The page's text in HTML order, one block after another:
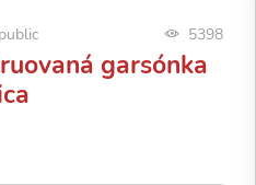
5398
garsónka